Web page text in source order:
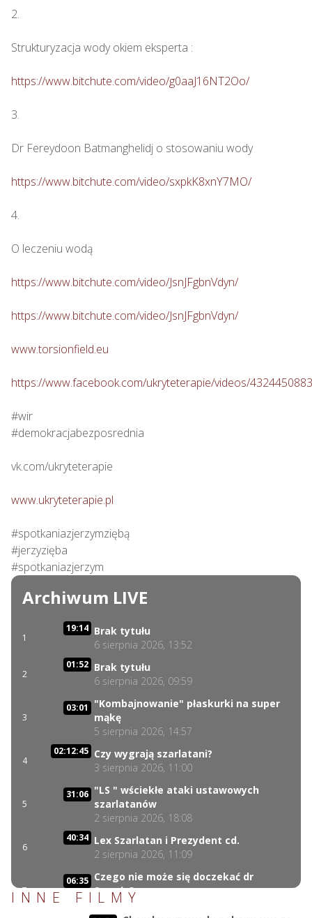
2.
Strukturyzacja wody okiem eksperta :
https://www.bitchute.com/video/g0aaJ16NT2Oo/
3.
Dr Fereydoon Batmanghelidj o stosowaniu wody
https://www.bitchute.com/video/sxpkK8xnY7MO/
4.
O leczeniu wodą
https://www.bitchute.com/video/JsnJFgbnVdyn/
https://www.bitchute.com/video/JsnJFgbnVdyn/
www.torsionfield.eu
https://www.facebook.com/ukryteterapie/videos/
#wir
#demokracjabezposrednia
vk.com/ukryteterapie
www.ukryteterapie.pl
#spotkaniazjerzymziębą
#jerzyzięba
#spotkaniazjerzym
Archiwum LIVE
1
19:14 Brak tytułu
6 sierpnia 2026, 13:52
2
01:52 Brak tytułu
6 sierpnia 2026, 09:59
3
03:01
"Kombajnowanie" płaskurki na super
mąkę
5 sierpnia 2026, 14:57
4
02:12:45 Czy wygrają szarlatani?
3 sierpnia 2026, 11:00
5
31:06 "LS " wściekłe ataki ustawowych
szarlatanów
2 sierpnia 2026, 18:08
6
40:34 Lex Szarlatan i Prezydent cd.
2 sierpnia 2026, 11:09
7
06:35 Czego nie może się doczekać dr
Suwała?
1 sierpnia 2026, 16:01
INNE FILMY